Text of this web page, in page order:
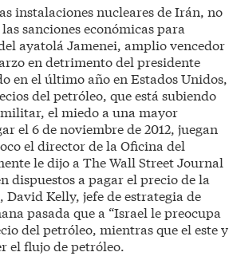
instalaciones nucleares de Irán, no
sanciones económicas para
ayatolá Jamenei, amplio vencedor
en detrimento del presidente
en el último año en Estados Unidos,
del petróleo, que está subiendo
el miedo a una mayor
el 6 de noviembre de 2012, juegan
el director de la Oficina del
le dijo a The Wall Street Journal
dispuestos a pagar el precio de la
David Kelly, jefe de estrategia de
pasada que a “Israel le preocupa
del petróleo, mientras que el este y
el flujo de petróleo.